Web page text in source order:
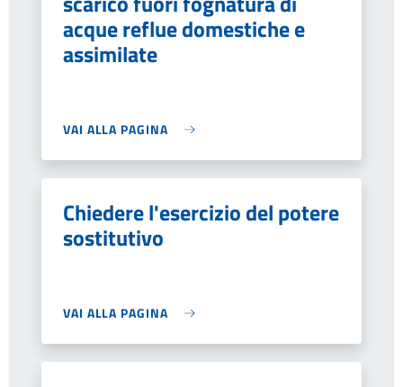
acque reflue domestiche e
assimilate
VAI ALLA PAGINA
Chiedere l'esercizio del potere
sostitutivo
VAI ALLA PAGINA